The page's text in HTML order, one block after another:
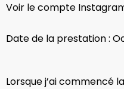
Voir le compte
Date de la prestation :
Lorsque j’ai commencé